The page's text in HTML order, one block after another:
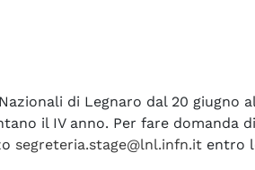
di Legnaro dal 20 giugno
il IV anno. Per fare domanda
segreteria.stage@lnl.infn.it entro